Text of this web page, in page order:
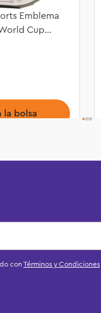
Emblema
Cup
la bolsa
con Términos y Condiciones